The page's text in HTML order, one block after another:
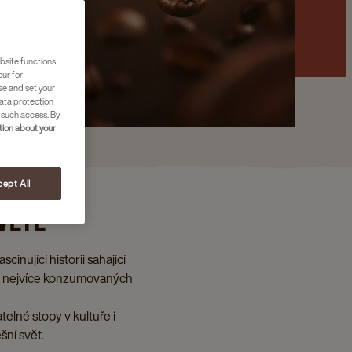
historii sahající
konzumovaných
stopy v kultuře i
svět.
functions
for
and set your
protection
access. By
about your
All